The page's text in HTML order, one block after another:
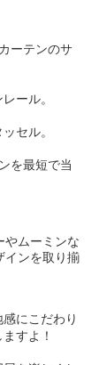
ーテンのサ
ール。
セル。
を最短で当
やムーミンな
インを取り揃
にこだわり
すよ！